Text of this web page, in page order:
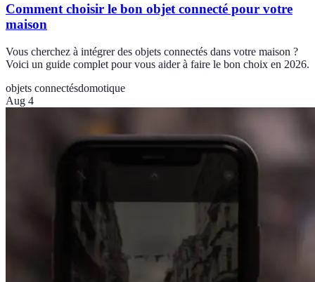
Comment choisir le bon objet connecté pour votre
maison
Vous cherchez à intégrer des objets connectés dans votre maison ?
Voici un guide complet pour vous aider à faire le bon choix en 2026.
objets connectésdomotique
Aug 4